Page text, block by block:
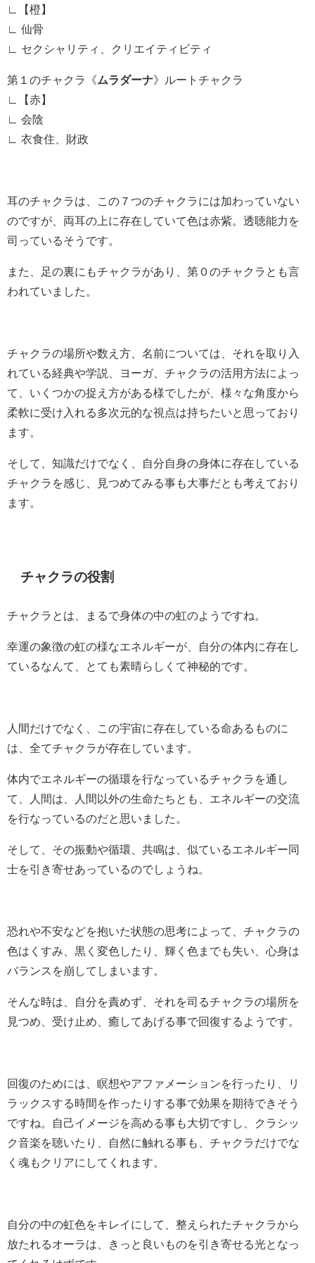
∟【橙】
∟ 仙骨
∟ セクシャリティ、クリエイティビティ
第１のチャクラ《 ムラダーナ》ルートチャクラ
∟【赤】
∟ 会陰
∟ 衣食住、財政
耳のチャクラは、この７つのチャクラには加わっていない
のですが、両耳の上に存在していて色は赤紫。透聴能力を
司っているそうです。
また、足の裏にもチャクラがあり、第０のチャクラとも言
われていました。
チャクラの場所や数え方、名前については、それを取り入
れている経典や学説、ヨーガ、チャクラの活用方法によっ
て、いくつかの捉え方がある様でしたが、様々な角度から
柔軟に受け入れる多次元的な視点は持ちたいと思っており
ます。
そして、知識だけでなく、自分自身の身体に存在している
チャクラを感じ、見つめてみる事も大事だとも考えており
ます。
チャクラの役割
チャクラとは、まるで身体の中の虹のようですね。
幸運の象徴の虹の様なエネルギーが、自分の体内に存在し
ているなんて、とても素晴らしくて神秘的です。
人間だけでなく、この宇宙に存在している命あるものに
は、全てチャクラが存在しています。
体内でエネルギーの循環を行なっているチャクラを通し
て、人間は、人間以外の生命たちとも、エネルギーの交流
を行なっているのだと思いました。
そして、その振動や循環、共鳴は、似ているエネルギー同
士を引き寄せあっているのでしょうね。
恐れや不安などを抱いた状態の思考によって、チャクラの
色はくすみ、黒く変色したり、輝く色までも失い、心身は
バランスを崩してしまいます。
そんな時は、自分を責めず、それを司るチャクラの場所を
見つめ、受け止め、癒してあげる事で回復するようです。
回復のためには、瞑想やアファメーションを行ったり、リ
ラックスする時間を作ったりする事で効果を期待できそう
ですね。自己イメージを高める事も大切ですし、クラシッ
ク音楽を聴いたり、自然に触れる事も、チャクラだけでな
く魂もクリアにしてくれます。
自分の中の虹色をキレイにして、整えられたチャクラから
放たれるオーラは、きっと良いものを引き寄せる光となっ